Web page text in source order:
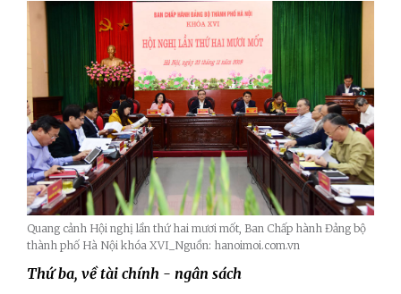
Quang cảnh Hội nghị lần thứ hai mươi mốt, Ban Chấp hành Đảng bộ
thành phố Hà Nội khóa XVI_Nguồn: hanoimoi.com.vn
Thứ ba, về tài chính - ngân sách